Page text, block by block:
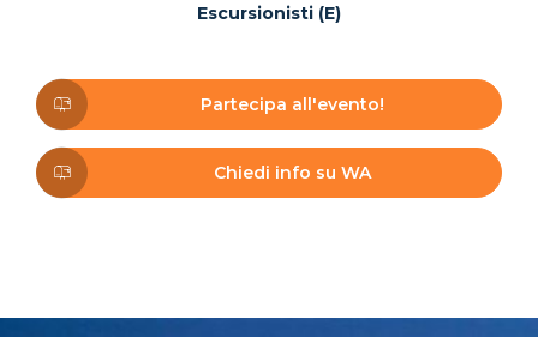
Escursionisti (E)
Partecipa all'evento!
Chiedi info su WA